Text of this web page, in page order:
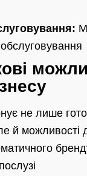
не лише
й можливості